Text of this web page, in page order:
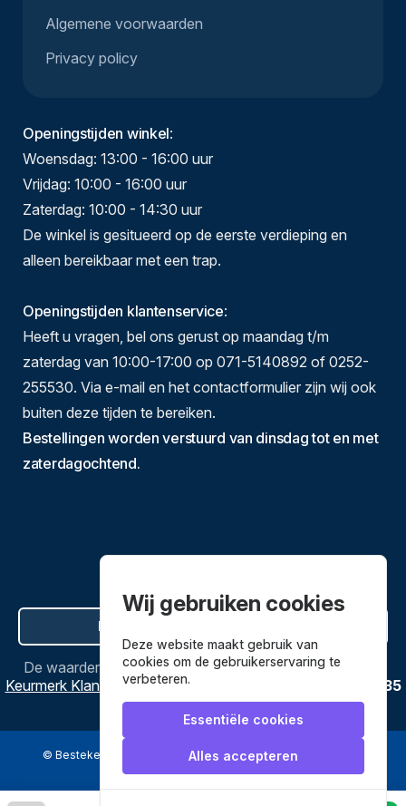
Algemene voorwaarden
Privacy policy
Openingstijden winkel:
Woensdag: 13:00 - 16:00 uur
Vrijdag: 10:00 - 16:00 uur
Zaterdag: 10:00 - 14:30 uur
De winkel is gesitueerd op de eerste verdieping en
alleen bereikbaar met een trap.
Openingstijden klantenservice:
Heeft u vragen, bel ons gerust op maandag t/m
zaterdag van 10:00-17:00 op 071-5140892 of 0252-
255530. Via e-mail en het contactformulier zijn wij ook
buiten deze tijden te bereiken.
Bestellingen worden verstuurd van dinsdag tot en met
zaterdagochtend.
Hier de overeenkomst ontbinden
De waardering vanBestekenpannen.nlbijWebwinkel
Keurmerk Klantbeoordelingen
3635
reviews.
© Bestekenpannen.nl 2026 een webshop van
Wij gebruiken cookies
Deze website maakt gebruik van
cookies om de gebruikerservaring te
verbeteren.
Essentiële cookies
Alles accepteren